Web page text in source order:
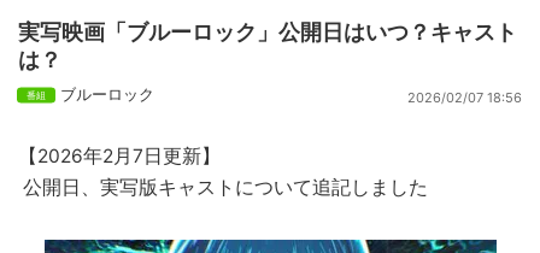
実写映画「ブルーロック」公開日はいつ？キャスト
は？
ブルーロック 2026/02/07 18:56
【2026年2月7日更新】
公開日、実写版キャストについて追記しました